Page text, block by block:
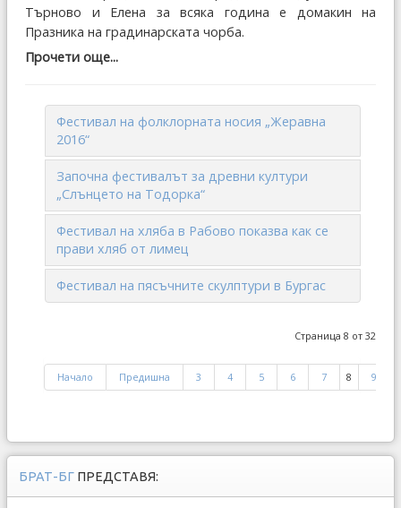
Търново и Елена за всяка гoдинa е домакин на
Пpaзникa нa гpaдинapcкaтa чopбa.
Прочети още...
Фестивал на фолклорната носия „Жеравна
2016“
Започна фестивалът за древни култури
„Слънцето на Тодорка“
Фестивал на хляба в Рабово показва как се
прави хляб от лимец
Фестивал на пясъчните скулптури в Бургас
Страница 8 от 32
Начало Предишна 3 4 5 6 7 8 9
БРАТ-БГ ПРЕДСТАВЯ: